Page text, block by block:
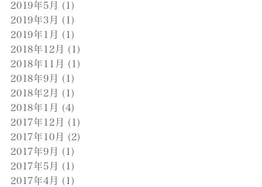
2019年5月 (1)
2019年3月 (1)
2019年1月 (1)
2018年12月 (1)
2018年11月 (1)
2018年9月 (1)
2018年2月 (1)
2018年1月 (4)
2017年12月 (1)
2017年10月 (2)
2017年9月 (1)
2017年5月 (1)
2017年4月 (1)